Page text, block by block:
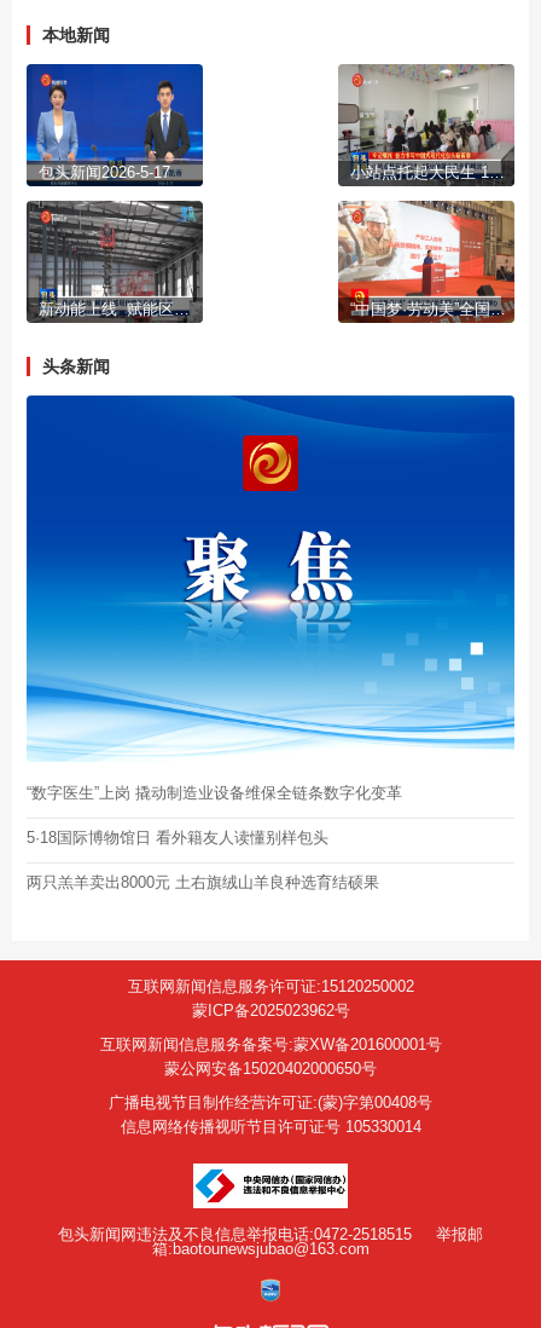
本地新闻
包头新闻2026-5-17 小站点托起大民生 15分钟就业服务圈暖民心
新动能上线 赋能区域现代物流高质量发展 “中国梦·劳动美”全国职工宣讲团走进职业学校活动在我市举办
头条新闻
“数字医生”上岗 撬动制造业设备维保全链条数字化变革
5·18国际博物馆日 看外籍友人读懂别样包头
两只羔羊卖出8000元 土右旗绒山羊良种选育结硕果
互联网新闻信息服务许可证:15120250002
蒙ICP备2025023962号
互联网新闻信息服务备案号:蒙XW备201600001号
蒙公网安备15020402000650号
广播电视节目制作经营许可证:(蒙)字第00408号
信息网络传播视听节目许可证号 105330014
包头新闻网违法及不良信息举报电话:0472-2518515
举报邮
箱:baotounewsjubao@163.com